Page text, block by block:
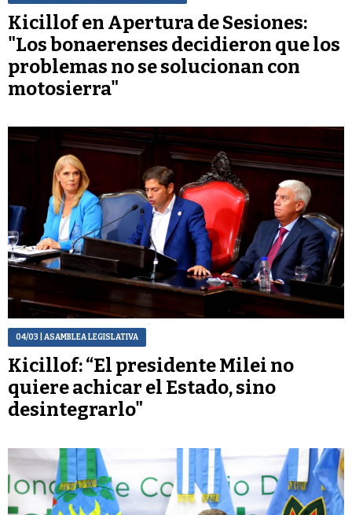
Kicillof en Apertura de Sesiones:
"Los bonaerenses decidieron que los
problemas no se solucionan con
motosierra"
04/03 | ASAMBLEA LEGISLATIVA
Kicillof: “El presidente Milei no
quiere achicar el Estado, sino
desintegrarlo"